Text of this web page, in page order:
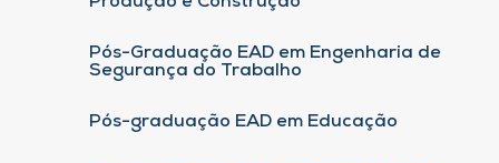
Pós-Graduação EAD em Engenharia de
Segurança do Trabalho
Pós-graduação EAD em Educação